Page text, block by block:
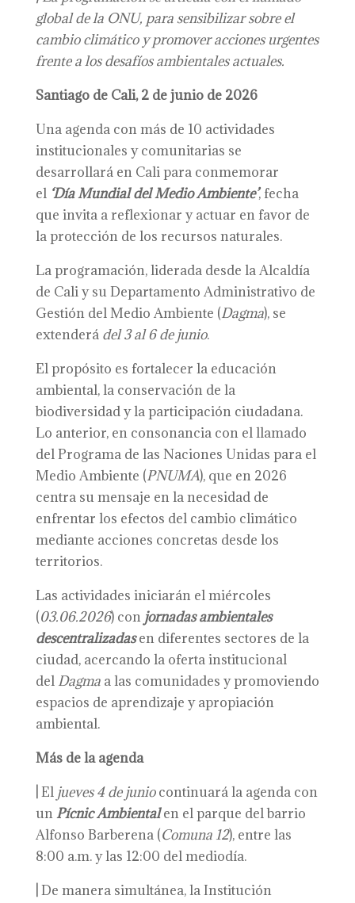
global de la ONU, para sensibilizar sobre el
cambio climático y promover acciones urgentes
frente a los desafíos ambientales actuales.
Santiago de Cali, 2 de junio de 2026
Una agenda con más de 10 actividades
institucionales y comunitarias se
desarrollará en Cali para conmemorar
el ‘Día Mundial del Medio Ambiente’, fecha
que invita a reflexionar y actuar en favor de
la protección de los recursos naturales.
La programación, liderada desde la Alcaldía
de Cali y su Departamento Administrativo de
Gestión del Medio Ambiente (Dagma), se
extenderá del 3 al 6 de junio.
El propósito es fortalecer la educación
ambiental, la conservación de la
biodiversidad y la participación ciudadana.
Lo anterior, en consonancia con el llamado
del Programa de las Naciones Unidas para el
Medio Ambiente (PNUMA), que en 2026
centra su mensaje en la necesidad de
enfrentar los efectos del cambio climático
mediante acciones concretas desde los
territorios.
Las actividades iniciarán el miércoles
(03.06.2026) con jornadas ambientales
descentralizadasen diferentes sectores de la
ciudad, acercando la oferta institucional
del Dagmaa las comunidades y promoviendo
espacios de aprendizaje y apropiación
ambiental.
Más de la agenda
El jueves 4 de juniocontinuará la agenda con
unPícnic Ambientalen el parque del barrio
Alfonso Barberena (Comuna 12), entre las
8:00 a.m. y las 12:00 del mediodía.
De manera simultánea, la Institución